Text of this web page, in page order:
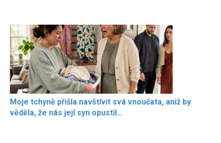
Moje tchyně přišla navštívit svá vnoučata, aniž by
věděla, že nás její syn opustil…